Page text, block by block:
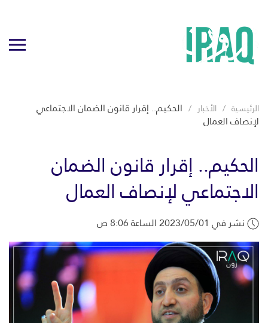
الرئيسية الأخبار الحكيم.. إقرار قانون الضمان الاجتماعي
لإنصاف العمال
الحكيم.. إقرار قانون الضمان
الاجتماعي لإنصاف العمال
نشر في 2023/05/01 الساعة 8:06 ص